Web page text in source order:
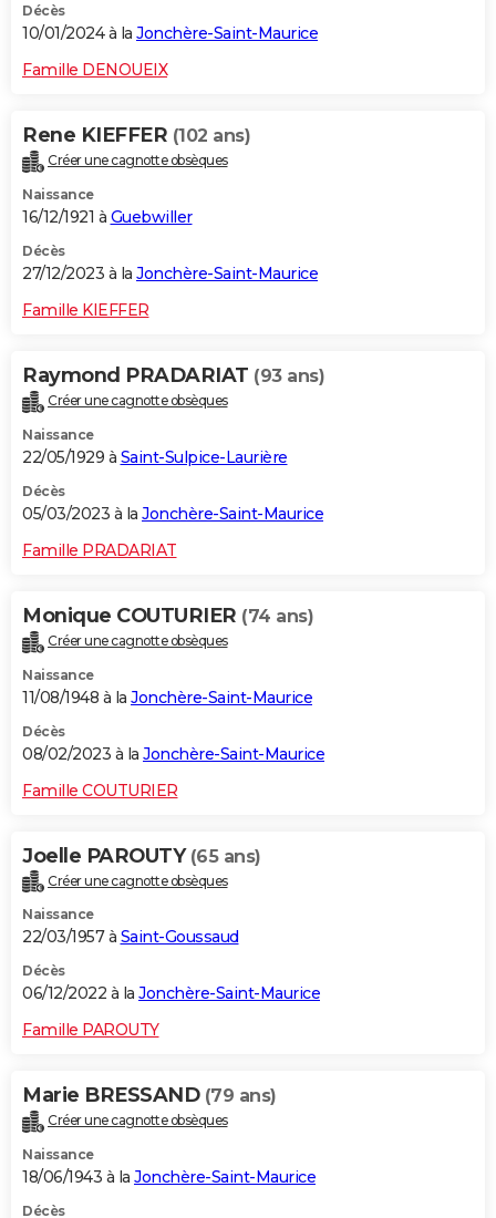
Décès
10/01/2024 à la Jonchère-Saint-Maurice
Famille DENOUEIX
Rene KIEFFER (102 ans)
Créer une cagnotte obsèques
Naissance
16/12/1921 à Guebwiller
Décès
27/12/2023 à la Jonchère-Saint-Maurice
Famille KIEFFER
Raymond PRADARIAT (93 ans)
Créer une cagnotte obsèques
Naissance
22/05/1929 à Saint-Sulpice-Laurière
Décès
05/03/2023 à la Jonchère-Saint-Maurice
Famille PRADARIAT
Monique COUTURIER (74 ans)
Créer une cagnotte obsèques
Naissance
11/08/1948 à la Jonchère-Saint-Maurice
Décès
08/02/2023 à la Jonchère-Saint-Maurice
Famille COUTURIER
Joelle PAROUTY (65 ans)
Créer une cagnotte obsèques
Naissance
22/03/1957 à Saint-Goussaud
Décès
06/12/2022 à la Jonchère-Saint-Maurice
Famille PAROUTY
Marie BRESSAND (79 ans)
Créer une cagnotte obsèques
Naissance
18/06/1943 à la Jonchère-Saint-Maurice
Décès